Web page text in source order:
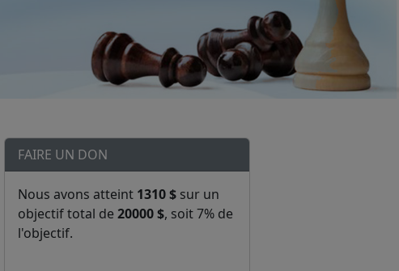
FAIRE UN DON
Nous avons atteint 1310 $ sur un
objectif total de 20000 $, soit 7% de
l'objectif.